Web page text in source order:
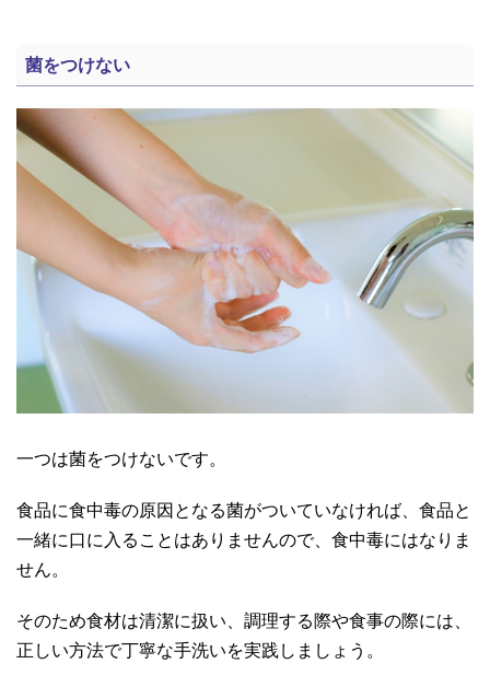
菌をつけない
一つは菌をつけないです。
食品に食中毒の原因となる菌がついていなければ、食品と
一緒に口に入ることはありませんので、食中毒にはなりま
せん。
そのため食材は清潔に扱い、調理する際や食事の際には、
正しい方法で丁寧な手洗いを実践しましょう。